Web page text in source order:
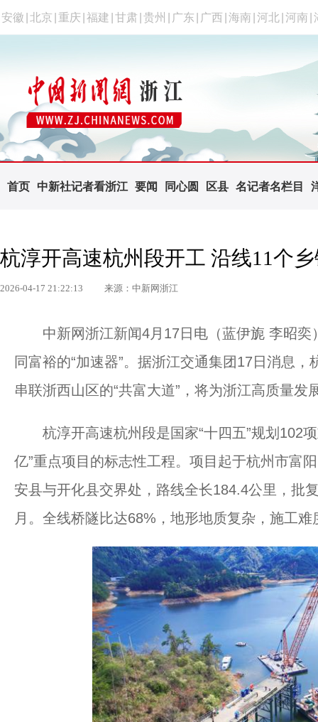
安徽 北京 重庆 福建 甘肃 贵州 广东 广西 海南 河北 河南
首页 中新社记者看浙江 要闻 同心圆 区县 名记者名栏目
杭淳开高速杭州段开工 沿线11个
2026-04-17 21:22:13 来源：中新网浙江
中新网浙江新闻4月17日电（蓝伊旎 李昭奕
同富裕的“加速器”。据浙江交通集团17日消息
串联浙西山区的“共富大道”，将为浙江高质量
杭淳开高速杭州段是国家“十四五”规划102项
亿”重点项目的标志性工程。项目起于杭州市富
安县与开化县交界处，路线全长184.4公里，批
月。全线桥隧比达68%，地形地质复杂，施工难